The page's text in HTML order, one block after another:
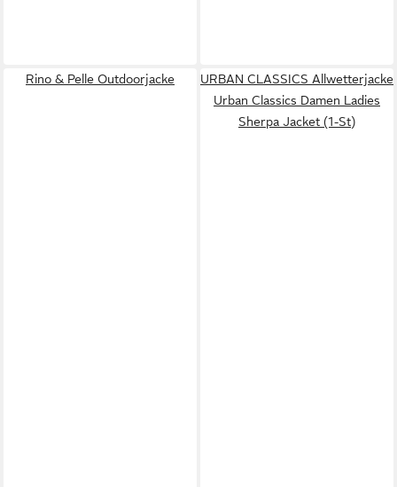
Rino & Pelle Outdoorjacke
URBAN CLASSICS Allwetterjacke
Urban Classics Damen Ladies
Sherpa Jacket (1-St)